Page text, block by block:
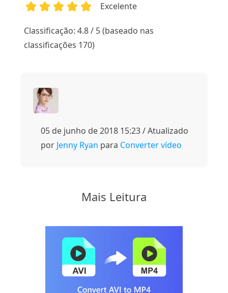
Excelente
Classificação: 4.8 / 5 (baseado nas
classificações 170)
05 de junho de 2018 15:23 / Atualizado
por Jenny Ryan para Converter vídeo
Mais Leitura